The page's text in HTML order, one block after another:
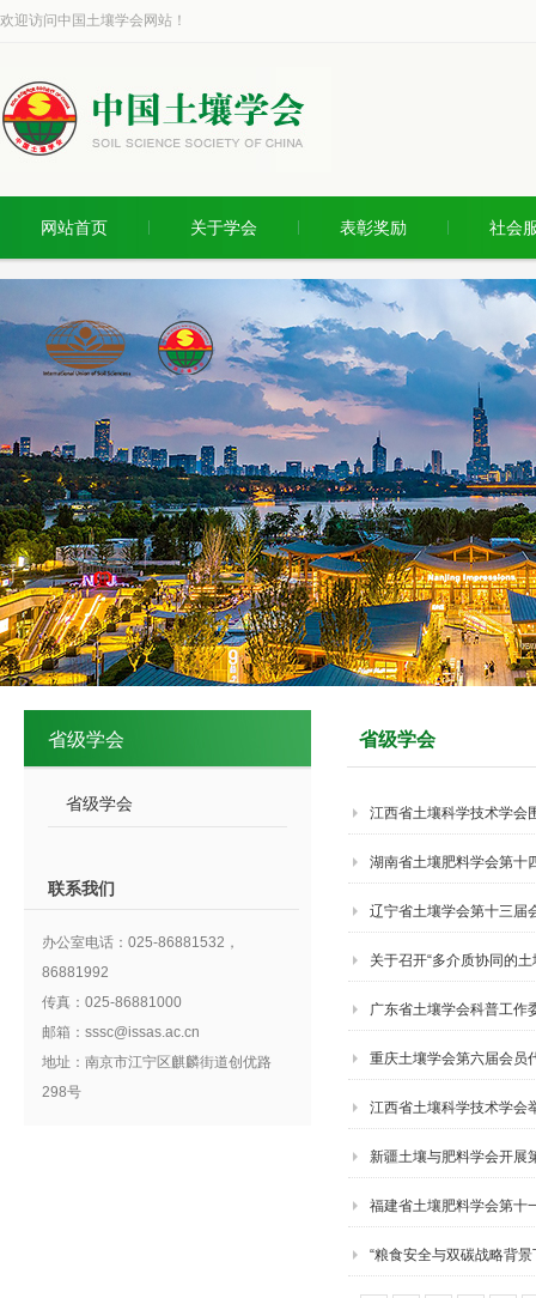
欢迎访问中国土壤学会网站！
网站首页 关于学会 表彰奖励 社会
省级学会
省级学会
联系我们
办公室电话：025-86881532，
86881992
传真：025-86881000
邮箱：sssc@issas.ac.cn
地址：南京市江宁区麒麟街道创优路
298号
省级学会
江西省土壤科学技术学会
湖南省土壤肥料学会第十
辽宁省土壤学会第十三届
关于召开“多介质协同的
广东省土壤学会科普工作
重庆土壤学会第六届会员
江西省土壤科学技术学会
新疆土壤与肥料学会开展
福建省土壤肥料学会第十
“粮食安全与双碳战略背